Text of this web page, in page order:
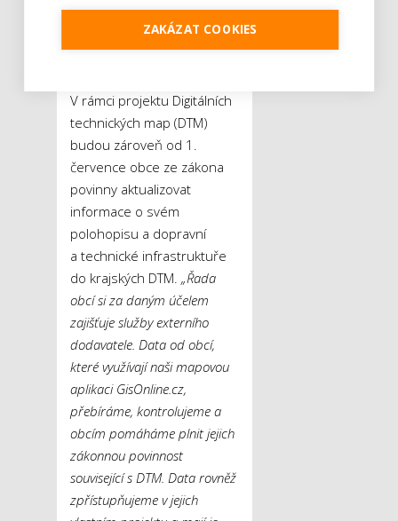
reklamních ploch.
Samozřejmostí jsou i
V rámci projektu Digitálních
technických map (DTM)
budou zároveň od 1.
července obce ze zákona
povinny aktualizovat
informace o svém
polohopisu a dopravní
a technické infrastruktuře
do krajských DTM. „Řada
obcí si za daným účelem
zajišťuje služby externího
dodavatele. Data od obcí,
které využívají naši mapovou
aplikaci GisOnline.cz,
přebíráme, kontrolujeme a
obcím pomáháme plnit jejich
zákonnou povinnost
související s DTM. Data rovněž
zpřístupňujeme v jejich
ZAKÁZAT COOKIES